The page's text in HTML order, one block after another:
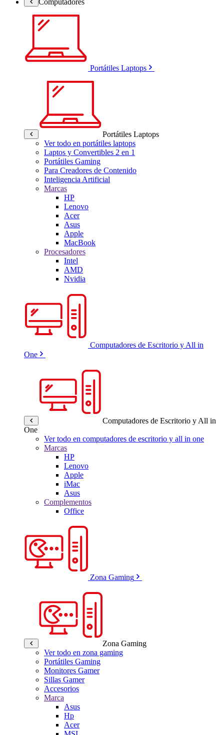
Portátiles Laptops
Portátiles Laptops
Ver todo en portátiles laptops
Laptos y Convertibles 2 en 1
Portátiles Gaming
Para Creadores de Contenido
Inteligencia Artificial
Marcas
HP
Lenovo
Acer
Asus
Apple
MacBook
Procesadores
Intel
AMD
Nvidia
Computadores de Escritorio y All in
One
Computadores de Escritorio y All in
One
Ver todo en computadores de escritorio y all in one
Marcas
HP
Lenovo
Apple
iMac
Asus
Complementos
Office
Zona Gaming
Zona Gaming
Ver todo en zona gaming
Portátiles Gaming
Monitores Gamer
Sillas Gamer
Accesorios
Marca
Asus
Hp
Acer